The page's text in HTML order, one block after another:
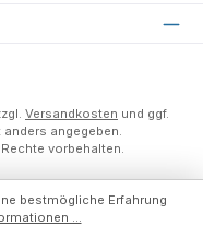
Versandkosten und ggf.
angegeben.
vorbehalten.
bestmögliche Erfahrung
...